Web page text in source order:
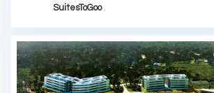
SuitesToGoo